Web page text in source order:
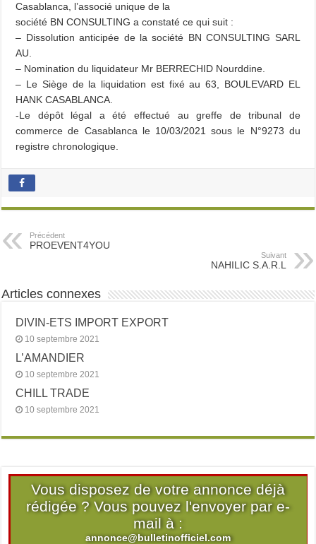
Casablanca, l’associé unique de la
société BN CONSULTING a constaté ce qui suit :
– Dissolution anticipée de la société BN CONSULTING SARL
AU.
– Nomination du liquidateur Mr BERRECHID Nourddine.
– Le Siège de la liquidation est fixé au 63, BOULEVARD EL
HANK CASABLANCA.
-Le dépôt légal a été effectué au greffe de tribunal de
commerce de Casablanca le 10/03/2021 sous le N°9273 du
registre chronologique.
Précédent
PROEVENT4YOU
Suivant
NAHILIC S.A.R.L
Articles connexes
DIVIN-ETS IMPORT EXPORT
10 septembre 2021
L’AMANDIER
10 septembre 2021
CHILL TRADE
10 septembre 2021
Vous disposez de votre annonce déjà
rédigée ? Vous pouvez l'envoyer par e-
mail à :
annonce@bulletinofficiel.com